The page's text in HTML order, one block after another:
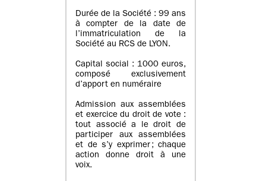
Durée de la Société : 99 ans
à compter de la date de
l’immatriculation de la
Société au RCS de LYON.
Capital social : 1000 euros,
composé exclusivement
d’apport en numéraire
Admission aux assemblées
et exercice du droit de vote :
tout associé a le droit de
participer aux assemblées
et de s’y exprimer ; chaque
action donne droit à une
voix.